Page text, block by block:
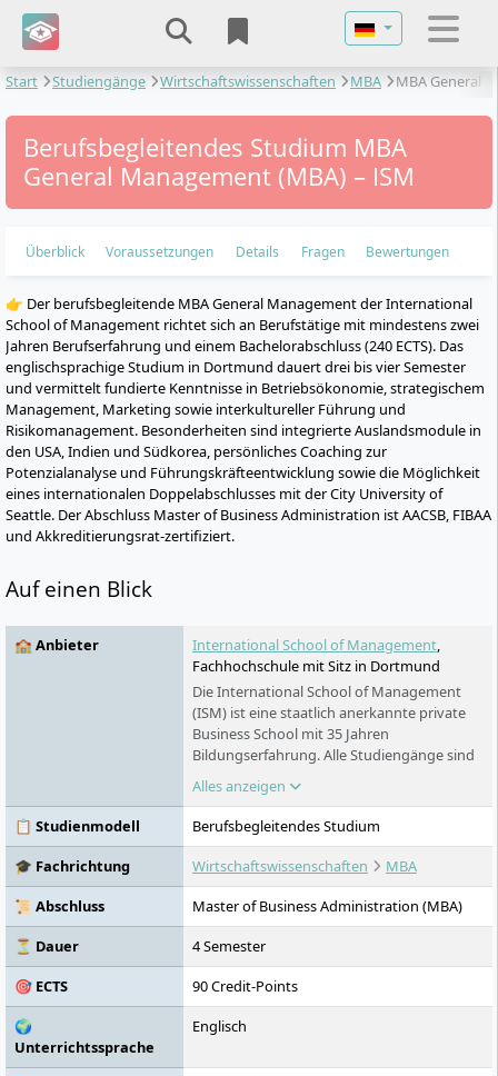
Sprache
Start Studiengänge Wirtschaftswissenschaften MBA
MBA General
Berufsbegleitendes Studium MBA
General Management (MBA) – ISM
Überblick Voraussetzungen Details Fragen Bewertungen
👉 Der berufsbegleitende MBA General Management der International
School of Management richtet sich an Berufstätige mit mindestens zwei
Jahren Berufserfahrung und einem Bachelorabschluss (240 ECTS). Das
englischsprachige Studium in Dortmund dauert drei bis vier Semester
und vermittelt fundierte Kenntnisse in Betriebsökonomie, strategischem
Management, Marketing sowie interkultureller Führung und
Risikomanagement. Besonderheiten sind integrierte Auslandsmodule in
den USA, Indien und Südkorea, persönliches Coaching zur
Potenzialanalyse und Führungskräfteentwicklung sowie die Möglichkeit
eines internationalen Doppelabschlusses mit der City University of
Seattle. Der Abschluss Master of Business Administration ist AACSB, FIBAA
und Akkreditierungsrat-zertifiziert.
Auf einen Blick
🏫 Anbieter International School of Management,
Fachhochschule mit Sitz in Dortmund
Die International School of Management
(ISM) ist eine staatlich anerkannte private
Business School mit 35 Jahren
Bildungserfahrung. Alle Studiengänge sind
von der Deutschen Gesellschaft für Bildung
(FIBAA) akkreditiert und verfügen über die
internationale AACSB-Akkreditierung. Mit
sieben Standorten in Berlin, München,
Dortmund, Köln, Frankfurt, Stuttgart und
bewerteten privaten deutschen Business
Schools. Wir prägen Karrieren, indem wir
durch Nähe zur Wirtschaft, Exzellenz in
Lehre und Flexibilität im Lernen
individuelles Potenzial unserer
Studierenden entfalten.
Alles anzeigen
📋 Studienmodell
Berufsbegleitendes Studium
🎓 Fachrichtung
Wirtschaftswissenschaften
MBA
📜 Abschluss
Master of Business Administration (MBA)
⏳ Dauer
4 Semester
🎯 ECTS
90 Credit-Points
🌍
Unterrichtssprache
Englisch